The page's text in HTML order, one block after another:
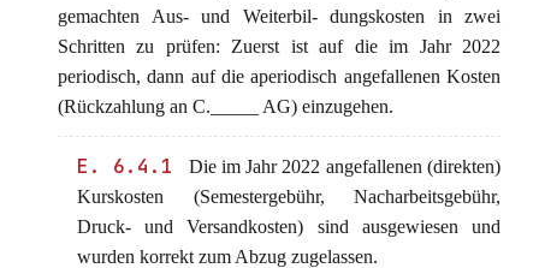
gemachten Aus- und Weiterbil- dungskosten in zwei
Schritten zu prüfen: Zuerst ist auf die im Jahr 2022
periodisch, dann auf die aperiodisch angefallenen Kosten
(Rückzahlung an C._____ AG) einzugehen.
E. 6.4.1
Die im Jahr 2022 angefallenen (direkten)
Kurskosten (Semestergebühr, Nacharbeitsgebühr,
Druck- und Versandkosten) sind ausgewiesen und
wurden korrekt zum Abzug zugelassen.